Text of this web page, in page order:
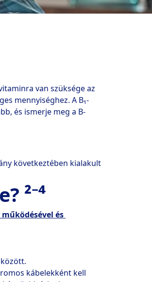
van szüksége az
mennyiséghez. A B₁-
és ismerje meg a B-
következtében kialakult
²⁻⁴
és
kábelekként kell